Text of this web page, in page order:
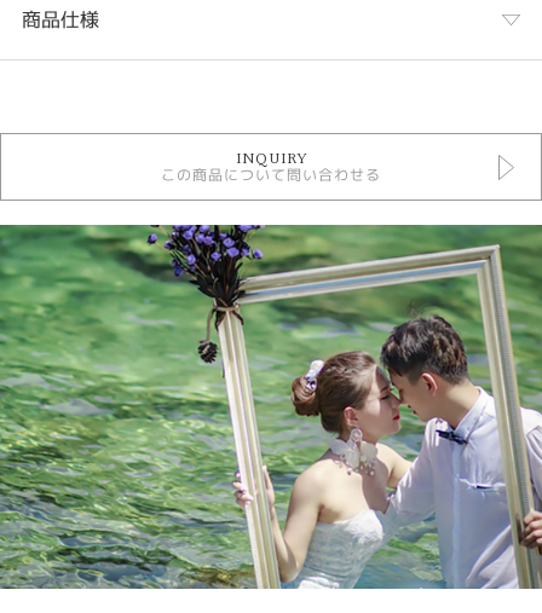
商品仕様
リフォームネックレス 婚約指輪
My Precious Diamond【Entourage】アントラージュ
婚約ネックレスとしても人気なダイヤモンドネックレス。ダイヤモンドの周
りをダイヤモンドで囲った華やかなデザイン。
※チェーン代金は含まない金額になります。
INQUIRY
この商品について問い合わせる